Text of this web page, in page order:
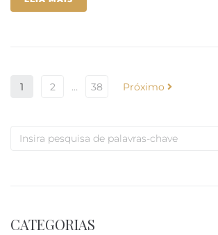
1 2 … 38 Próximo
CATEGORIAS